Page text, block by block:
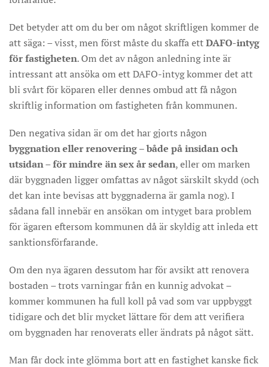
Det betyder att om du ber om något skriftligen kommer de
att säga: – visst, men först måste du skaffa ettDAFO-intyg
för fastigheten. Om det av någon anledning inte är
intressant att ansöka om ett DAFO-intyg kommer det att
bli svårt för köparen eller dennes ombud att få någon
skriftlig information om fastigheten från kommunen.
Den negativa sidan är om det har gjorts någon
byggnation eller renovering–både på insidan och
utsidan – för mindre än sex år sedan, eller om marken
där byggnaden ligger omfattas av något särskilt skydd (och
det kan inte bevisas att byggnaderna är gamla nog). I
sådana fall innebär en ansökan om intyget bara problem
för ägaren eftersom kommunen då är skyldig att inleda ett
sanktionsförfarande.
Om den nya ägaren dessutom har för avsikt att renovera
bostaden – trots varningar från en kunnig advokat –
kommer kommunen ha full koll på vad som var uppbyggt
tidigare och det blir mycket lättare för dem att verifiera
om byggnaden har renoverats eller ändrats på något sätt.
Man får dock inte glömma bort att en fastighet kanske fick